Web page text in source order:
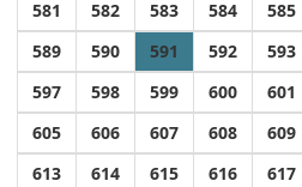
581
582 583 584 585
589
590 591 592 593
597
598 599 600 601
605
606 607 608 609
613
614 615 616 617